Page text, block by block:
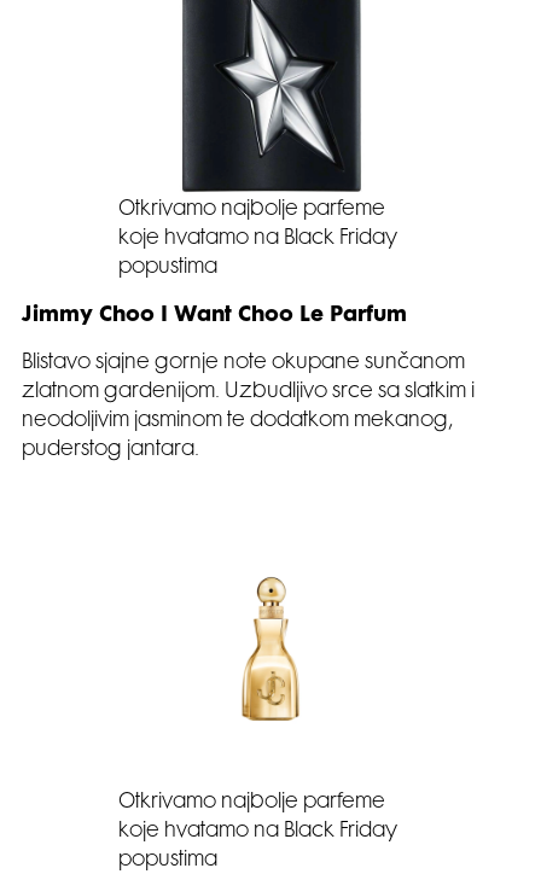
Otkrivamo najbolje parfeme
koje hvatamo na Black Friday
popustima
Jimmy Choo I Want Choo Le Parfum
Blistavo sjajne gornje note okupane sunčanom
zlatnom gardenijom. Uzbudljivo srce sa slatkim i
neodoljivim jasminom te dodatkom mekanog,
puderstog jantara.
Otkrivamo najbolje parfeme
koje hvatamo na Black Friday
popustima